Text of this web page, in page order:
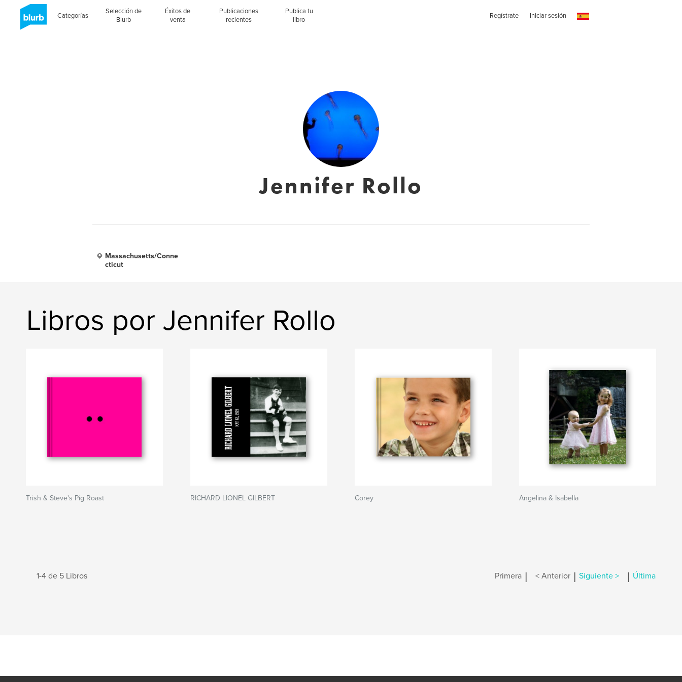
Categorías
Selección de
Blurb
Éxitos de
venta
Publicaciones
recientes
Publica tu
libro
Regístrate Iniciar sesión
Jennifer Rollo
Massachusetts/Conne
cticut
Libros por Jennifer Rollo
Trish & Steve's Pig Roast RICHARD LIONEL GILBERT Corey Angelina & Isabella
1-4 de 5 Libros Primera | < Anterior | Siguiente > | Última